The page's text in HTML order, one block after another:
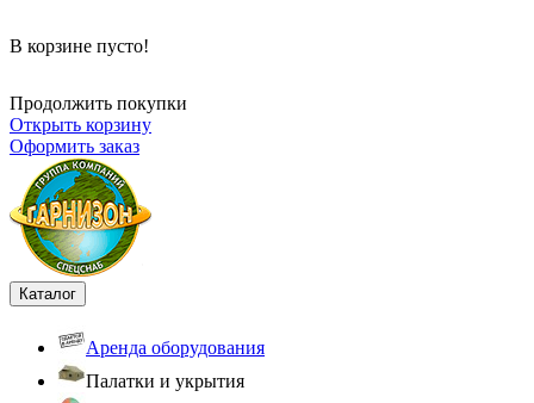
В корзине пусто!
Продолжить покупки
Открыть корзину
Оформить заказ
Каталог
Аренда оборудования
Палатки и укрытия